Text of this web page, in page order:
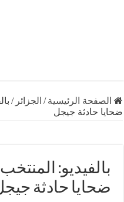
الرئيسية /الجزائر/
حادثة جيجل
المنتخب
حادثة جيجل